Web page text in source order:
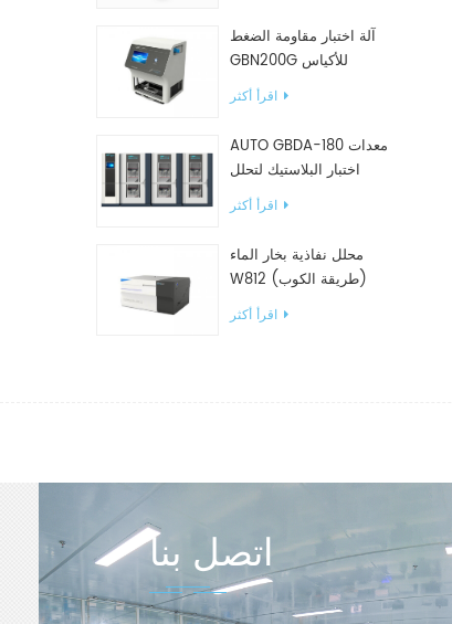
آلة اختبار مقاومة الضغط
GBN200G للأكياس
البلاستيكية
اقرأ أكثر
AUTO GBDA-180 معدات
اختبار البلاستيك لتحلل
السماد
اقرأ أكثر
محلل نفاذية بخار الماء
W812 (طريقة الكوب)
اقرأ أكثر
اتصل بنا